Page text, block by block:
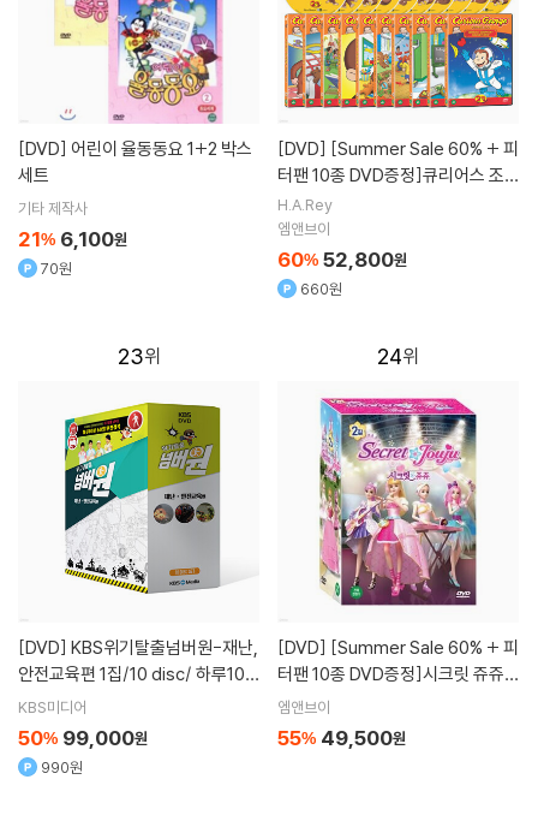
[DVD]
세트
기타 제작사
21% 6,100원
70원
[DVD]
터팬 10종 DVD증정]큐리어스 조지
Curious George 2집 20종세트
H.A.Rey
엠앤브이
60% 52,800원
660원
23
[DVD]
안전교육편 1집/10 disc/ 하루10분
60일(60편)완전정복/교육부,학교
안전 7대 유형별,교육표준안 반영!
생활속 위기상황,생존노하우 공개!
KBS미디어
50% 99,000원
990원
24
[DVD]
터팬 10종 DVD증정]시크릿 쥬쥬 S
ecret Jouju 2집 10종세트
엠앤브이
55% 49,500원